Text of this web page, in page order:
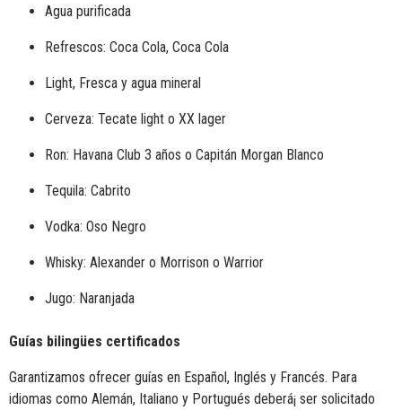
Agua purificada
Refrescos: Coca Cola, Coca Cola
Light, Fresca y agua mineral
Cerveza: Tecate light o XX lager
Ron: Havana Club 3 años o Capitán Morgan Blanco
Tequila: Cabrito
Vodka: Oso Negro
Whisky: Alexander o Morrison o Warrior
Jugo: Naranjada
Guías bilingües certificados
Garantizamos ofrecer guías en Español, Inglés y Francés. Para
idiomas como Alemán, Italiano y Portugués deberá¡ ser solicitado